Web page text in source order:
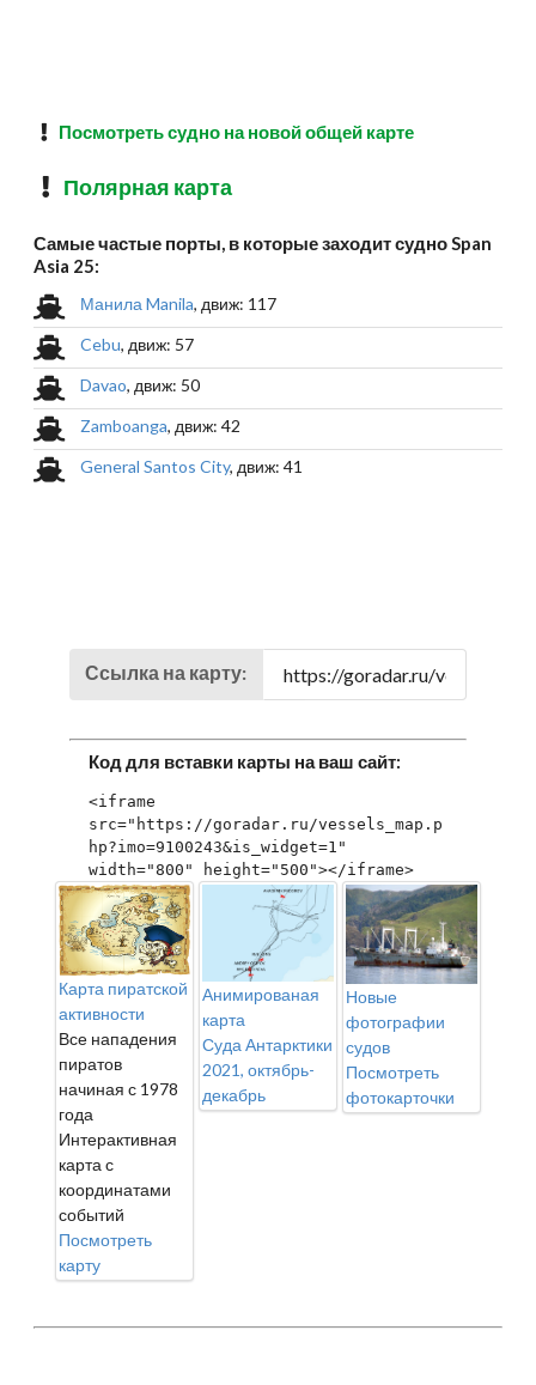
Посмотреть судно на новой общей карте
Полярная карта
Самые частые порты, в которые заходит судно Span
Asia 25:
Манила Manila, движ: 117
Cebu, движ: 57
Davao, движ: 50
Zamboanga, движ: 42
General Santos City, движ: 41
Ссылка на карту:
Код для вставки карты на ваш сайт:
<iframe
src="https://goradar.ru/vessels_map.p
hp?imo=9100243&is_widget=1"
width="800" height="500"></iframe>
Карта пиратской
активности
Все нападения
пиратов
начиная с 1978
года
Интерактивная
карта с
координатами
событий
Посмотреть
карту
Анимированая
карта
Суда Антарктики
2021, октябрь-
декабрь
Новые
фотографии
судов
Посмотреть
фотокарточки